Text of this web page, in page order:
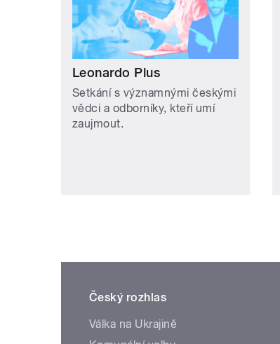
Leonardo Plus
Setkání s významnými českými
vědci a odborníky, kteří umí
zaujmout.
Český rozhlas
Válka na Ukrajině